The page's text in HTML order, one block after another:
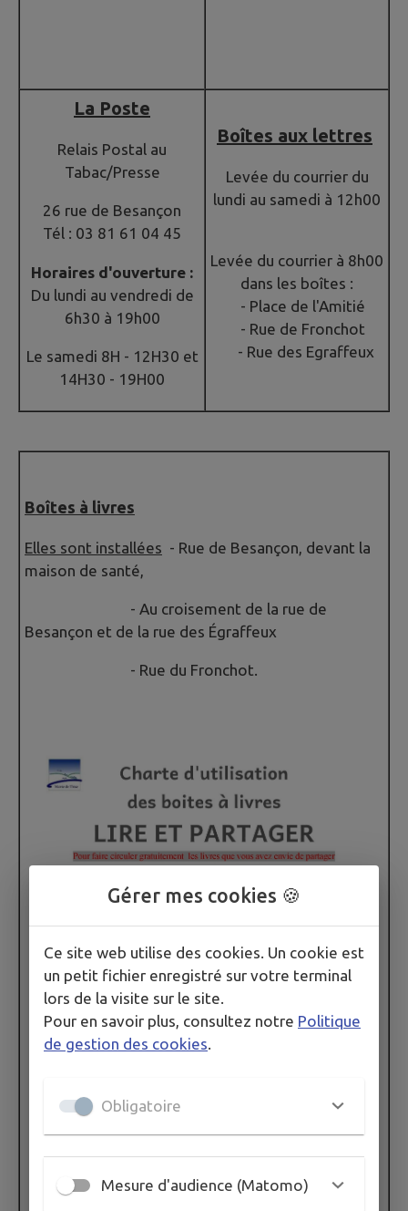
La Poste
Relais Postal au
Tabac/Presse
26 rue de Besançon
Tél : 03 81 61 04 45
Horaires d'ouverture :
Du lundi au vendredi de
6h30 à 19h00
Le samedi 8H - 12H30 et
14H30 - 19H00
Boîtes aux lettres
Levée du courrier du
lundi au samedi à 12h00
Levée du courrier à 8h00
dans les boîtes :
- Place de l'Amitié
- Rue de Fronchot
- Rue des Egraffeux
Boîtes à livres
Elles sont installées - Rue de Besançon, devant la
maison de santé,
- Au croisement de la rue de
Besançon et de la rue des Égraffeux
- Rue du Fronchot.
Gérer mes cookies 🍪
Ce site web utilise des cookies. Un cookie est
un petit fichier enregistré sur votre terminal
lors de la visite sur le site.
Pour en savoir plus, consultez notre Politique
de gestion des cookies
Obligatoire
Mesure d'audience (Matomo)